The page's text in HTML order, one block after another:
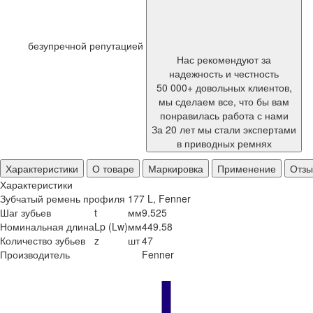
безупречной репутацией
Нас рекомендуют за
надежность и честность
50 000+ довольных клиентов,
мы сделаем все, что бы вам
понравилась работа с нами
За 20 лет мы стали экспертами
в приводных ремнях
Характеристики
О товаре Маркировка Применение
Характеристики
Зубчатый ремень профиля 177 L, Fenner
Шаг зубьев
t мм9.525
Номинальная длинаLp (Lw)мм449.58
Количество зубьев
z шт47
Производитель
Fenner